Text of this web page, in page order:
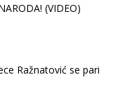
(VIDEO)
Ražnatović se pari